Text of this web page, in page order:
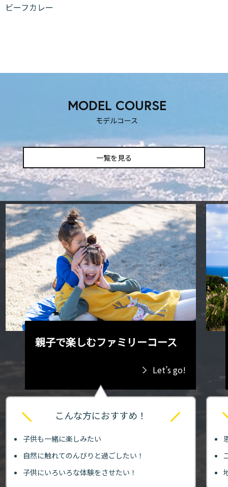
ビーフカレー
MODEL COURSE
モデルコース
一覧を見る
親子で楽しむファミリーコース
Let’s go!
こんな方におすすめ！
子供も一緒に楽しみたい
自然に触れてのんびりと過ごしたい！
子供にいろいろな体験をさせたい！